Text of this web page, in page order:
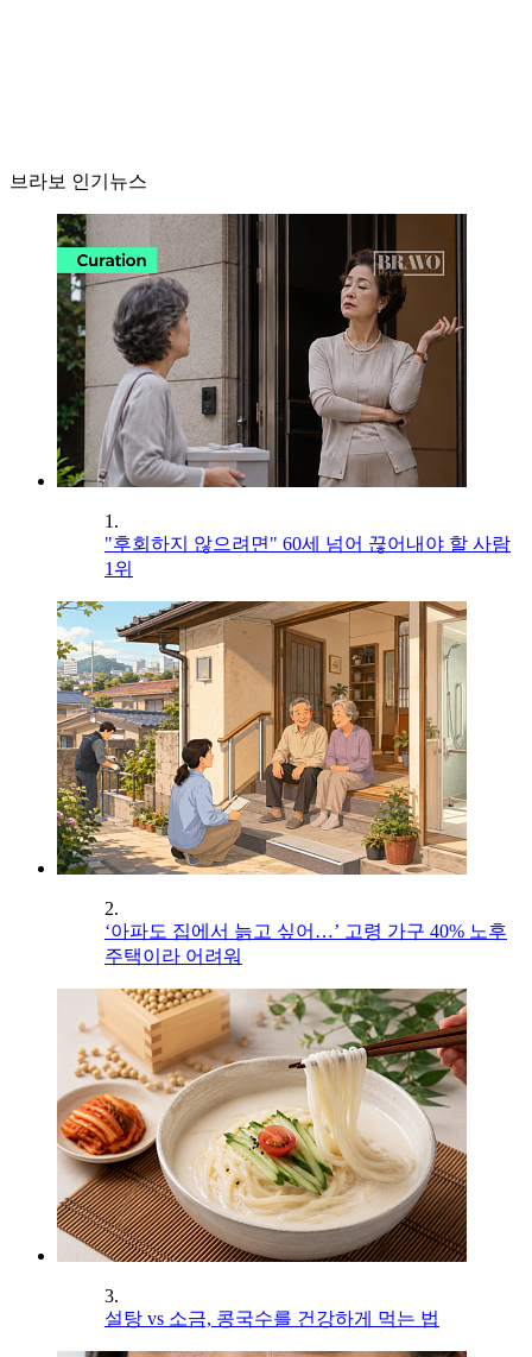
브라보 인기뉴스
1.
"후회하지 않으려면" 60세 넘어 끊어내야 할 사람
1위
2.
‘아파도 집에서 늙고 싶어…’ 고령 가구 40% 노후
주택이라 어려워
3.
설탕 vs 소금, 콩국수를 건강하게 먹는 법